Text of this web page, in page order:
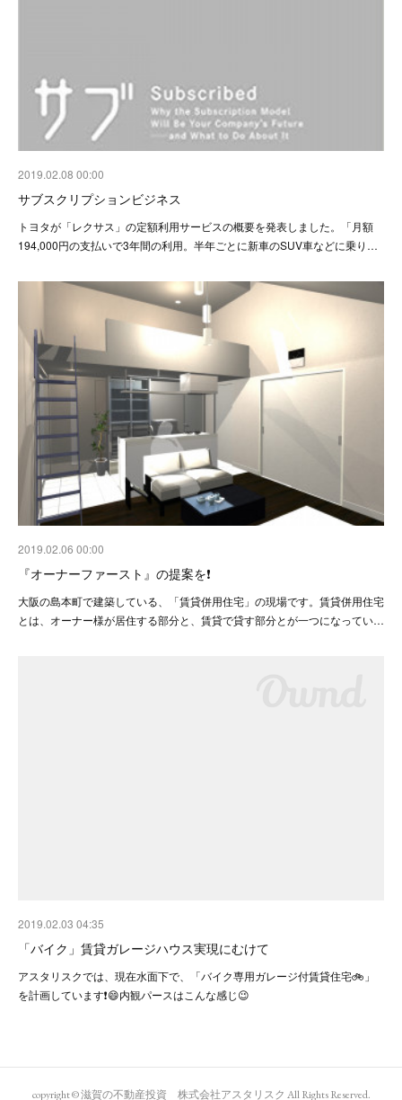
2019.02.08 00:00
サブスクリプションビジネス
トヨタが「レクサス」の定額利用サービスの概要を発表しました。「月額
194,000円の支払いで3年間の利用。半年ごとに新車のSUV車などに乗り…
2019.02.06 00:00
『オーナーファースト』の提案を❗
大阪の島本町で建築している、「賃貸併用住宅」の現場です。賃貸併用住宅
とは、オーナー様が居住する部分と、賃貸で貸す部分とが一つになってい…
2019.02.03 04:35
「バイク」賃貸ガレージハウス実現にむけて
アスタリスクでは、現在水面下で、「バイク専用ガレージ付賃貸住宅🚲」
を計画しています❗😄内観パースはこんな感じ😉
copyright © 滋賀の不動産投資 株式会社アスタリスク All Rights Reserved.